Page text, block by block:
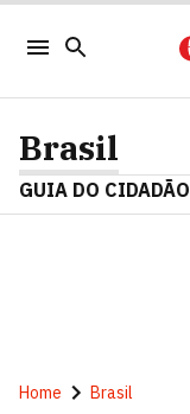
Brasil
GUIA DO CIDADÃO
Home Brasil